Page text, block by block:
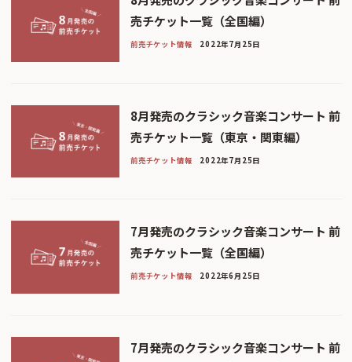
売チケット一覧（全国編）
前売チケット情報 2022年7月25日
8月発売のクラシック音楽コンサート 前
売チケット一覧（東京・関東編）
前売チケット情報 2022年7月25日
7月発売のクラシック音楽コンサート 前
売チケット一覧（全国編）
前売チケット情報 2022年6月25日
7月発売のクラシック音楽コンサート 前